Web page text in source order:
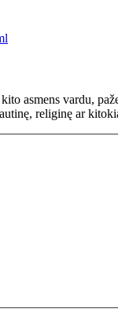
asmens vardu,
religinę ar